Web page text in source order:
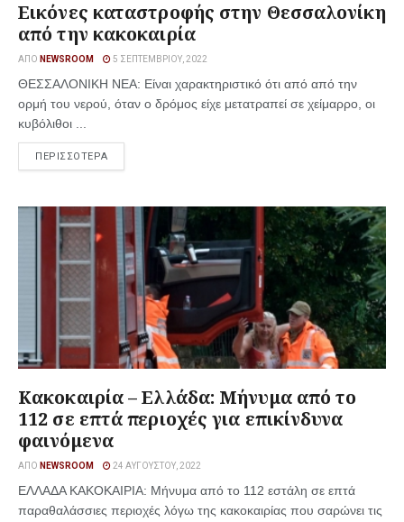
Εικόνες καταστροφής στην Θεσσαλονίκη
από την κακοκαιρία
ΑΠΌ NEWSROOM 5 ΣΕΠΤΕΜΒΡΊΟΥ, 2022
ΘΕΣΣΑΛΟΝΙΚΗ ΝΕΑ: Είναι χαρακτηριστικό ότι από από την
ορμή του νερού, όταν ο δρόμος είχε μετατραπεί σε χείμαρρο, οι
κυβόλιθοι ...
ΠΕΡΙΣΣΟΤΕΡΑ
Κακοκαιρία – Ελλάδα: Μήνυμα από το
112 σε επτά περιοχές για επικίνδυνα
φαινόμενα
ΑΠΌ NEWSROOM 24 ΑΥΓΟΎΣΤΟΥ, 2022
EΛΛΑΔΑ ΚΑΚΟΚΑΙΡΙΑ: Μήνυμα από το 112 εστάλη σε επτά
παραθαλάσσιες περιοχές λόγω της κακοκαιρίας που σαρώνει τις